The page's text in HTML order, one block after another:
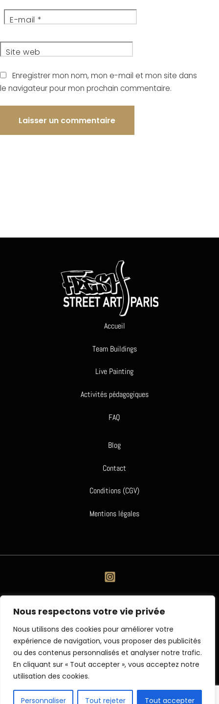
Nous respectons votre vie privée
Nous utilisons des cookies pour améliorer votre
expérience de navigation, vous proposer des publicités
ou des contenus personnalisés et analyser notre trafic.
En cliquant sur « Tout accepter », vous acceptez notre
utilisation des cookies.
Personnaliser Tout rejeter Tout accepter
E-mail *
Site web
Enregistrer mon nom, mon e-mail et mon site dans
le navigateur pour mon prochain commentaire.
Accueil
Team Buildings
Live Painting
Activités pédagogiques
FAQ
Blog
Contact
Conditions (CGV)
Mentions légales
© 2026 Fresh Street Paris